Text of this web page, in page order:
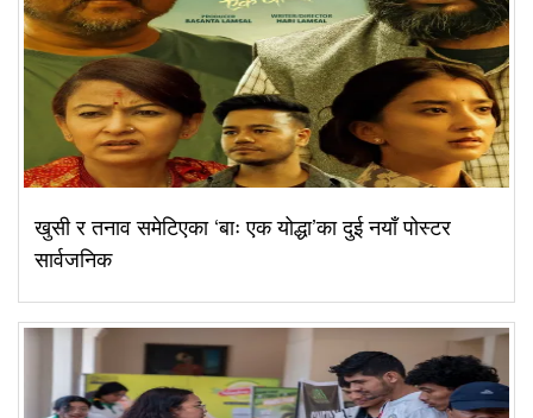
खुसी र तनाव समेटिएका ‘बाः एक योद्धा’का दुई नयाँ पोस्टर
सार्वजनिक